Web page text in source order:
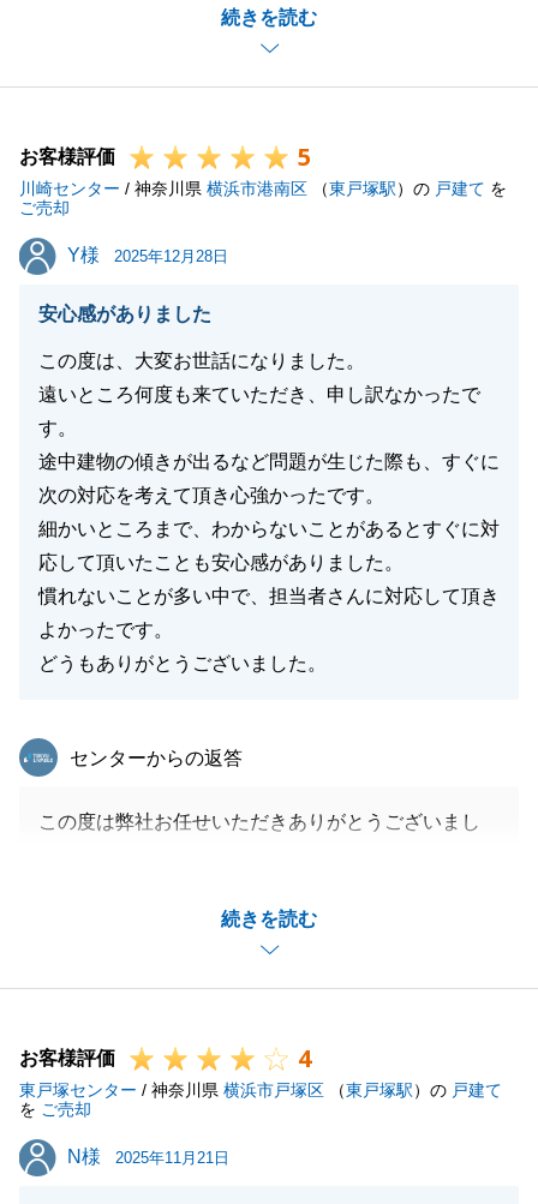
続きを読む
いた心地よい戸建てであり、買主様もそのような点に
魅力を感じてくださったのだと思います。無事にご成
約となりましたこと、心よりお喜び申し上げます。
いましたら、いつでもお気軽にご連絡ください。
今後とも、どうぞよろしくお願い申し上げます。
お客様評価 5
川崎センター / 神奈川県 横浜市港南区 （東戸塚駅）の 戸建て を
ご売却
Y様
Y様 2025年12月28日
安心感がありました
この度は、大変お世話になりました。
遠いところ何度も来ていただき、申し訳なかったで
す。
途中建物の傾きが出るなど問題が生じた際も、すぐに
次の対応を考えて頂き心強かったです。
細かいところまで、わからないことがあるとすぐに対
応して頂いたことも安心感がありました。
慣れないことが多い中で、担当者さんに対応して頂き
よかったです。
どうもありがとうございました。
続きを読む
東急リバブル
センターからの返答
この度は弊社お任せいただきありがとうございまし
き感謝申し上げます。
お手数をおかけしてしまったこともございましたが、
Y様のご協力もあり、無事ご決済を完了することがで
今後もし何かございましたらご遠慮なくお申し付けい
ただけますと幸いです。
引き続きどうぞよろしくお願い申し上げます。
お客様評価 4
東戸塚センター / 神奈川県 横浜市戸塚区 （東戸塚駅）の 戸建て
を ご売却
N様
N様 2025年11月21日